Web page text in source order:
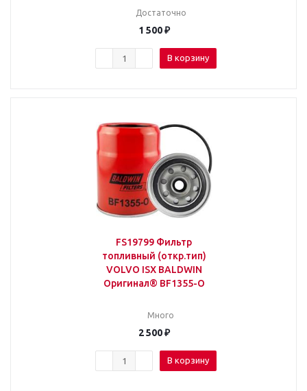
Достаточно
1 500₽
В корзину
FS19799 Фильтр
топливный (откр.тип)
VOLVO ISX BALDWIN
Оригинал® BF1355-O
Много
2 500₽
В корзину